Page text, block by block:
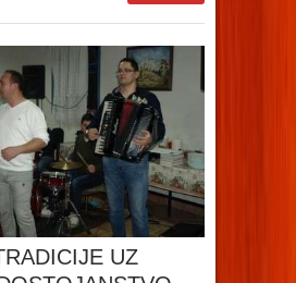
UZ